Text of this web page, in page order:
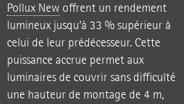
Pollux New offrent un rendement
lumineux jusqu’à 33 % supérieur à
celui de leur prédécesseur. Cette
puissance accrue permet aux
luminaires de couvrir sans difficulté
une hauteur de montage de 4 m,